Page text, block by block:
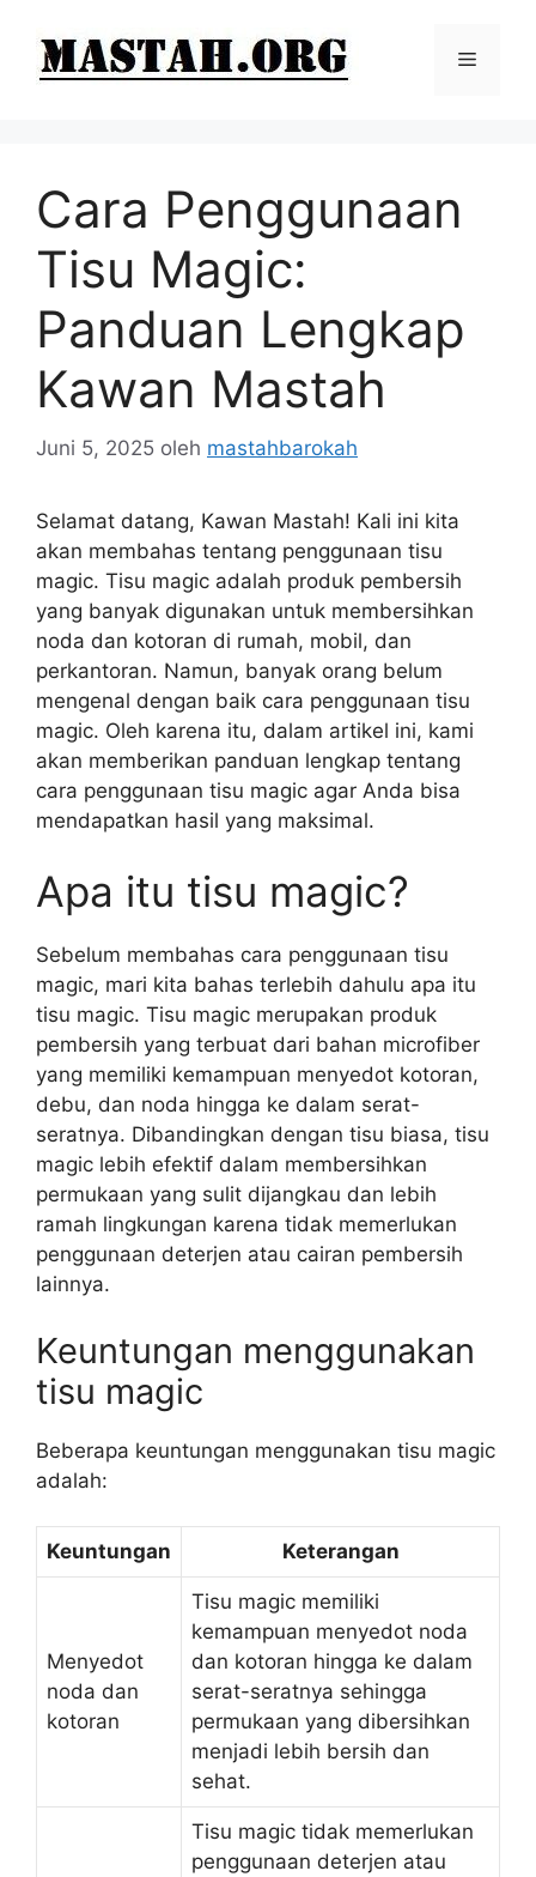
Menu
Cara Penggunaan
Tisu Magic:
Panduan Lengkap
Kawan Mastah
Juni 5, 2025 oleh mastahbarokah
Selamat datang, Kawan Mastah! Kali ini kita
akan membahas tentang penggunaan tisu
magic. Tisu magic adalah produk pembersih
yang banyak digunakan untuk membersihkan
noda dan kotoran di rumah, mobil, dan
perkantoran. Namun, banyak orang belum
mengenal dengan baik cara penggunaan tisu
magic. Oleh karena itu, dalam artikel ini, kami
akan memberikan panduan lengkap tentang
cara penggunaan tisu magic agar Anda bisa
mendapatkan hasil yang maksimal.
Apa itu tisu magic?
Sebelum membahas cara penggunaan tisu
magic, mari kita bahas terlebih dahulu apa itu
tisu magic. Tisu magic merupakan produk
pembersih yang terbuat dari bahan microfiber
yang memiliki kemampuan menyedot kotoran,
debu, dan noda hingga ke dalam serat-
seratnya. Dibandingkan dengan tisu biasa, tisu
magic lebih efektif dalam membersihkan
permukaan yang sulit dijangkau dan lebih
ramah lingkungan karena tidak memerlukan
penggunaan deterjen atau cairan pembersih
lainnya.
Keuntungan menggunakan
tisu magic
Beberapa keuntungan menggunakan tisu magic
adalah:
Keuntungan Keterangan
Menyedot
noda dan
kotoran
Tisu magic memiliki
kemampuan menyedot noda
dan kotoran hingga ke dalam
serat-seratnya sehingga
permukaan yang dibersihkan
menjadi lebih bersih dan
sehat.
Tisu magic tidak memerlukan
penggunaan deterjen atau